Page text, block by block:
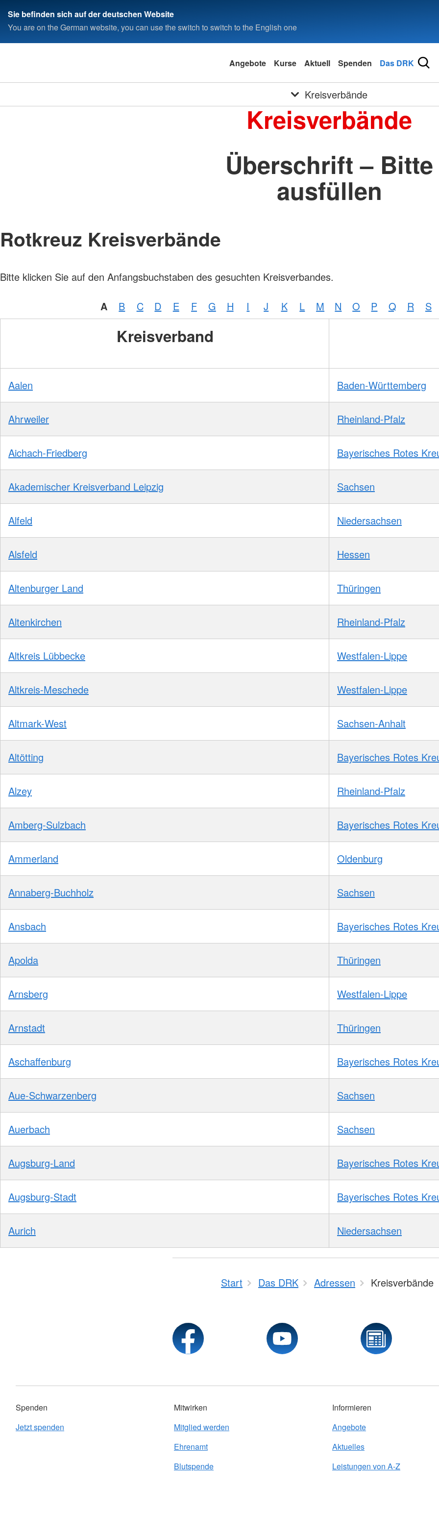
Sie befinden sich auf der deutschen Website
You are on the German website, you can use the switch to switch to the English one
Angebote Kurse Aktuell Spenden Das DRK
Kreisverbände
Kreisverbände
Überschrift – Bitte
ausfüllen
Rotkreuz Kreisverbände
Bitte klicken Sie auf den Anfangsbuchstaben des gesuchten Kreisverbandes.
A B C D E F G H I J K L M N O P Q R S
Kreisverband
Aalen Baden-Württemberg
Ahrweiler Rheinland-Pfalz
Aichach-Friedberg Bayerisches Rotes
Akademischer Kreisverband Leipzig Sachsen
Alfeld Niedersachsen
Alsfeld Hessen
Altenburger Land Thüringen
Altenkirchen Rheinland-Pfalz
Altkreis Lübbecke Westfalen-Lippe
Altkreis-Meschede Westfalen-Lippe
Altmark-West Sachsen-Anhalt
Altötting Bayerisches Rotes
Alzey Rheinland-Pfalz
Amberg-Sulzbach Bayerisches Rotes
Ammerland Oldenburg
Annaberg-Buchholz Sachsen
Ansbach Bayerisches Rotes
Apolda Thüringen
Arnsberg Westfalen-Lippe
Arnstadt Thüringen
Aschaffenburg Bayerisches Rotes
Aue-Schwarzenberg Sachsen
Auerbach Sachsen
Augsburg-Land Bayerisches Rotes
Augsburg-Stadt Bayerisches Rotes
Aurich Niedersachsen
Start Das DRK Adressen Kreisverbände
Spenden
Jetzt spenden
Mitwirken
Mitglied werden
Ehrenamt
Blutspende
Informieren
Angebote
Aktuelles
Leistungen von A-Z